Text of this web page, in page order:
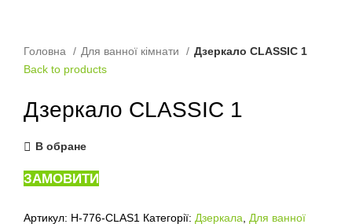
Головна Для ванної кімнати
Дзеркало CLASSIC 1
Back to products
Дзеркало CLASSIC 1
В обране
ЗАМОВИТИ
Артикул: H-776-CLAS1 Категорії: Дзеркала
Для ванної